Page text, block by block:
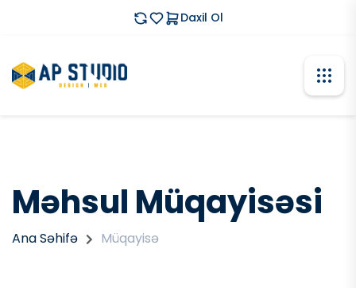
Daxil Ol
Məhsul Müqayisəsi
Ana Səhifə Müqayisə